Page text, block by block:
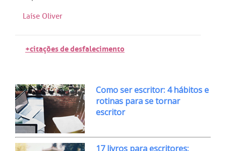
Laíse Oliver
+citações de desfalecimento
Como ser escritor: 4 hábitos e
rotinas para se tornar
escritor
17 livros para escritores: